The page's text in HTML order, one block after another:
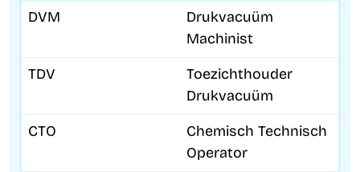
DVM
Drukvacuüm
Machinist
TDV
Toezichthouder
Drukvacuüm
CTO
Chemisch Technisch
Operator